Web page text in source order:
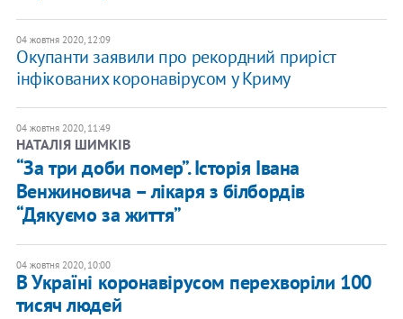
04 жовтня 2020, 12:09
Окупанти заявили про рекордний приріст
інфікованих коронавірусом у Криму
04 жовтня 2020, 11:49
НАТАЛІЯ ШИМКІВ
“За три доби помер”. Історія Івана
Венжиновича – лікаря з білбордів
“Дякуємо за життя”
04 жовтня 2020, 10:00
В Україні коронавірусом перехворіли 100
тисяч людей